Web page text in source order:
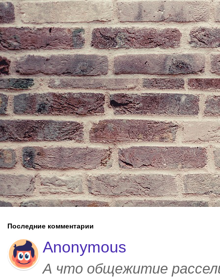
Последние комментарии
Anonymous
А что общежитие